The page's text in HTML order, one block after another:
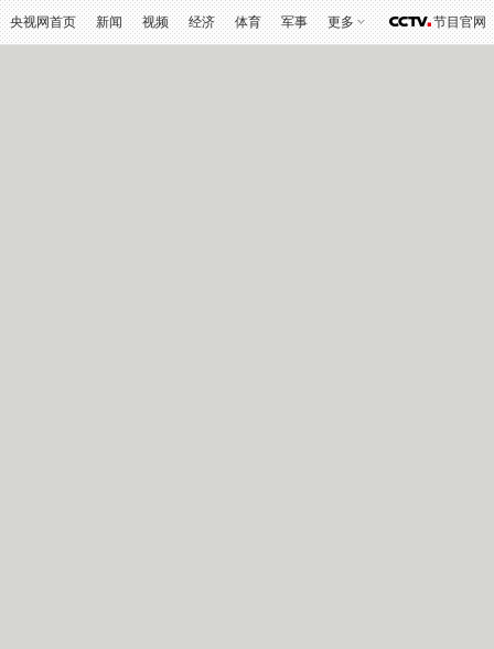
央视网首页 新闻 视频 经济 体育 军事 更多 节目官网